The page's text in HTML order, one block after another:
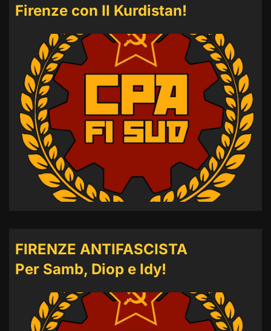
Firenze con Il Kurdistan!
FIRENZE ANTIFASCISTA
Per Samb, Diop e Idy!